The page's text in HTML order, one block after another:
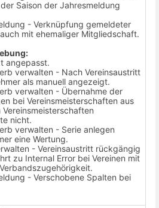
Saison der Jahresmeldung
- Verknüpfung gemeldeter
mit ehemaliger Mitgliedschaft.
angepasst.
verwalten - Nach Vereinsaustritt
als manuell angezeigt.
verwalten - Übernahme der
bei Vereinsmeisterschaften aus
nicht.
verwalten - Serie anlegen
eine Wertung.
- Vereinsaustritt rückgängig
zu Internal Error bei Vereinen mit
- Verschobene Spalten bei